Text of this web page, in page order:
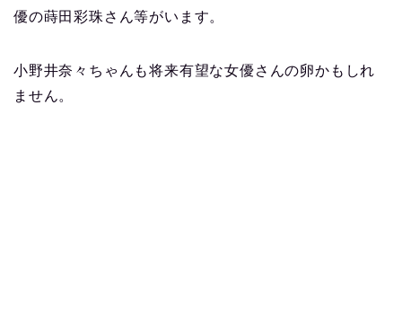
優の蒔田彩珠さん等がいます。
小野井奈々ちゃんも将来有望な女優さんの卵かもしれ
ません。